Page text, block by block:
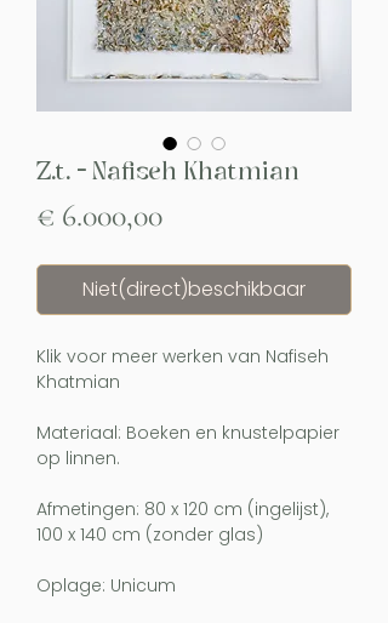
Z.t. - Nafiseh Khatmian
€ 6.000,00Prijs
Niet(direct)beschikbaar
Klik voor meer werken van Nafiseh
Khatmian
Materiaal: Boeken en knustelpapier
op linnen.
Afmetingen: 80 x 120 cm (ingelijst),
100 x 140 cm (zonder glas)
Oplage: Unicum